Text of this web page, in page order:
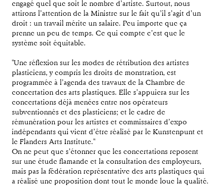
engagé quel que soit le nombre d’artiste. Surtout, nous
attirons l’attention de la Ministre sur le fait qu’il s’agit d’un
droit : un travail mérite un salaire. Peu importe que ça
prenne un peu de temps. Ce qui compte c’est que le
système soit équitable.
"Une réflexion sur les modes de rétribution des artistes
plasticiens, y compris les droits de monstration, est
programmée à l’agenda des travaux de la Chambre de
concertation des arts plastiques. Elle s’appuiera sur les
concertations déjà menées entre nos opérateurs
subventionnés et des plasticiens; et le cadre de
rémunération pour les artistes et commissaires d’expo
indépendants qui vient d’être réalisé par le Kunstenpunt et
le Flanders Arts Institute."
On ne peut que s’étonner que les concertations reposent
sur une étude flamande et la consultation des employeurs,
mais pas la fédération représentative des arts plastiques qui
a réalisé une proposition dont tout le monde loue la qualité.